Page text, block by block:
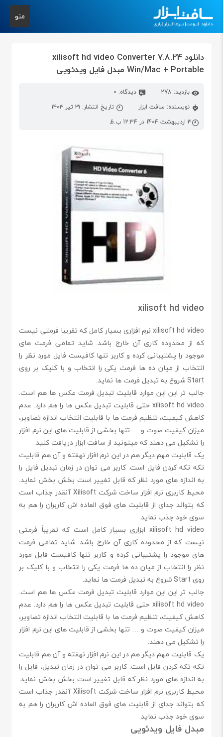
منو
دانلود xilisoft hd video Converter 7.8.24
Win/Mac + Portable مبدل فایل ویدئویی
بازدید: 278
دیدگاه: 0
نویسنده: سافت ابزار
تاریخ انتشار: ۳۱ تیر ۱۴۰۳
3 اردیبهشت 1404 در 12:34 ب.ظ
xilisoft hd video
xilisoft hd video نرم افزاری بسیار کامل که تقریبا فرمتی نیست
که از محدوده کاری آن خارج باشد. شاید تمامی فرمت های
موجود را پشتیبانی کرده و کاربر تنها کافیست فایل مورد نظر را
انتخاب از میان ده ها فرمت یکی را انتخاب و با کلیک بر روی
Start شروع به تبدیل فرمت ها نماید.
جالب تر این این موارد قابلیت تبدیل فرمت عکس ها هم است.
xilisoft hd video حتی قابلیت تبدیل عکس ها را هم دارد. عدم
کاهش کیفیت، تنظیم فرمت ها با قابلیت انتخاب اندازه تصاویر،
میزان کیفیت صوت و … تنها بخشی از قابلیت های این نرم افزار
را تشکیل می دهند که میتونید از سافت ابزار دریافت کنید.
یک قابلیت مهم دیگر هم در این نرم افزار نهفته و آن هم قابلیت
تکه تکه کردن فایل است. کاربر می توان در زمان تبدیل فایل را
به اندازه های مورد نظر که قابل تغییر است بخش بخش نماید.
محیط کاربری نرم افزار ساخت شرکت Xilisoft آنقدر جذاب است
که بتواند جدای از قابلیت های فوق العاده اش کاربران را هم به
سوی خود جذب نماید.
xilisoft hd video ابزاری بسیار کامل است که تقریباً فرمتی
نیست که از محدوده کاری آن خارج باشد. شاید تمامی فرمت
های موجود را پشتیبانی کرده و کاربر تنها کافیست فایل مورد
نظر را انتخاب از میان ده ها فرمت یکی را انتخاب و با کلیک بر
روی Start شروع به تبدیل فرمت ها نماید.
جالب تر این این موارد قابلیت تبدیل فرمت عکس ها هم است.
xilisoft hd video حتی قابلیت تبدیل عکس ها را هم دارد. عدم
کاهش کیفیت، تنظیم فرمت ها با قابلیت انتخاب اندازه تصاویر،
میزان کیفیت صوت و … تنها بخشی از قابلیت های این نرم افزار
را تشکیل می دهند.
یک قابلیت مهم دیگر هم در این نرم افزار نهفته و آن هم قابلیت
تکه تکه کردن فایل است. کاربر می توان در زمان تبدیل، فایل را
به اندازه های مورد نظر که قابل تغییر است بخش بخش نماید.
محیط کاربری نرم افزار ساخت شرکت Xilisoft آنقدر جذاب است
که بتواند جدای از قابلیت های فوق العاده اش کاربران را هم به
سوی خود جذب نماید.
مبدل فایل ویدئویی